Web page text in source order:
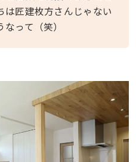
は匠建枚方さんじゃない
って（笑）